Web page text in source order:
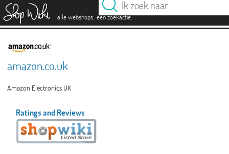
alle webshops. één zoekactie.
amazon.co.uk
Amazon Electronics UK
Ratings and Reviews